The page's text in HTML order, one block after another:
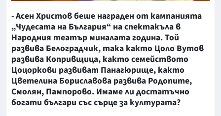
-Асен Христов беше награден от кампанията
„Чудесата на България“ на спектакъла в
Народния театър миналата година. Той
развива Белоградчик, така както Цоло Вутов
развива Копривщица, както семейството
Цоцоркови развиват Панагюрище, както
Цветелина Бориславова развива Родопите,
Смолян, Пампорово. Имаме ли достатъчно
богати българи със сърце за културата?